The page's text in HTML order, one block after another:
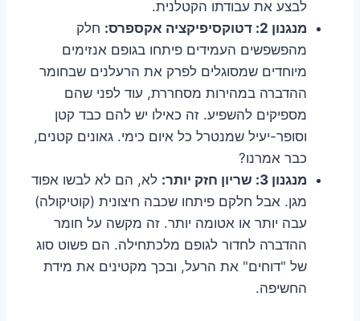
לבצע את עבודתו הקטלנית.
מנגנון 2: דטוקסיפיקציה אקספרס:
חלק
מהפשפשים העמידים פיתחו בגופם אנזימים
מיוחדים שמסוגלים לפרק את הרעלנים שבחומר
ההדברה במהירות מסחררת, עוד לפני שהם
מספיקים להשפיע. זה כאילו יש להם כבד קטן
וסופר-יעיל שמנטרל כל איום כימי. גאונים קטנים,
כבר אמרנו?
מנגנון 3: שריון חזק יותר:
לא, הם לא לבשו אפוד
מגן. אבל חלקם פיתחו שכבה חיצונית (קוטיקולה)
עבה יותר או אטומה יותר. זה מקשה על חומר
ההדברה לחדור לגופם מלכתחילה. הם פשוט סוג
של "דוחים" את הרעל, ובכך מקטינים את מידת
החשיפה.